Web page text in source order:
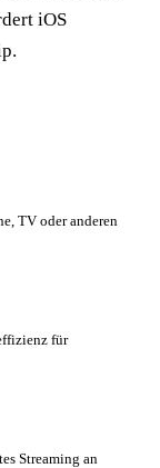
iOS
TV oder anderen
für
Streaming an